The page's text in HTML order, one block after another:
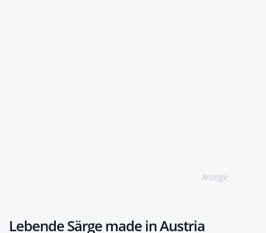
Anzeige
Lebende Särge made in Austria